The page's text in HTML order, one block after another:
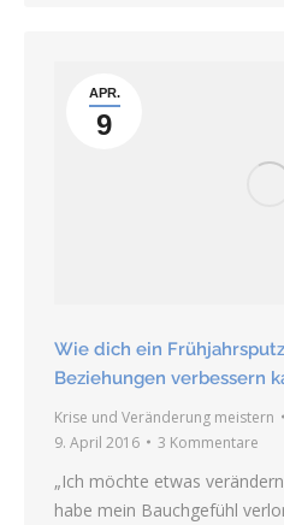
APR.
9
Wie dich ein
Beziehungen verbessern
Krise und Veränderung meistern
9. April 2016
3 Kommentare
„Ich möchte etwas
habe mein Bauchgefühl